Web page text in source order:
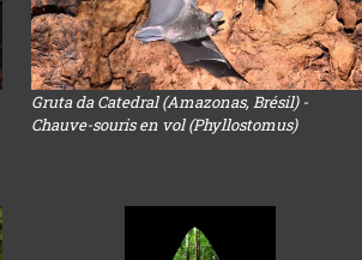
Gruta da Catedral (Amazonas, Brésil) -
Chauve-souris en vol (Phyllostomus)